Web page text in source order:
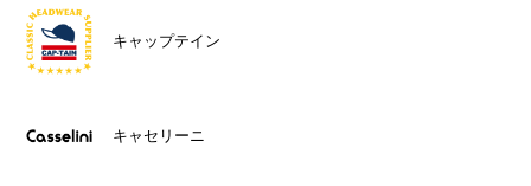
キャップテイン
キャセリーニ